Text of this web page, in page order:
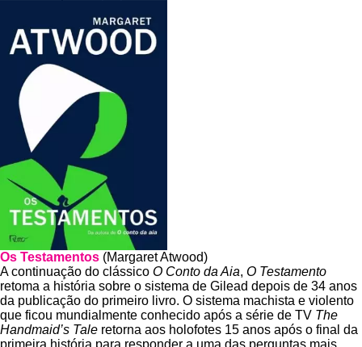
Os Testamentos (Margaret Atwood)
A continuação do clássico O Conto da Aia, O Testamento
retoma a história sobre o sistema de Gilead depois de 34 anos
da publicação do primeiro livro. O sistema machista e violento
que ficou mundialmente conhecido após a série de TV The
Handmaid’s Tale retorna aos holofotes 15 anos após o final da
primeira história para responder a uma das perguntas mais